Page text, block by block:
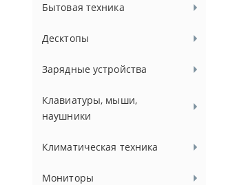
Бытовая техника
Десктопы
Зарядные устройства
Клавиатуры, мыши,
наушники
Климатическая техника
Мониторы